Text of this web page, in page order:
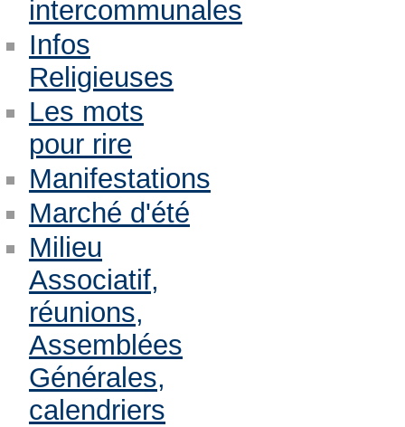
intercommunales
Infos
Religieuses
Les mots
pour rire
Manifestations
Marché d'été
Milieu
Associatif,
réunions,
Assemblées
Générales,
calendriers